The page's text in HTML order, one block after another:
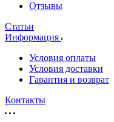
Отзывы
Статьи
Информация
Условия оплаты
Условия доставки
Гарантия и возврат
Контакты